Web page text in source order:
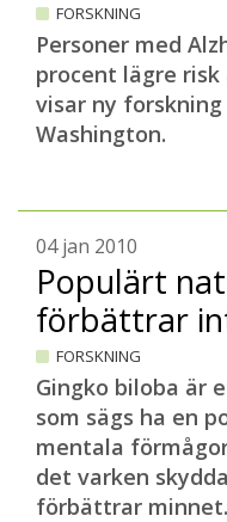
FORSKNING
Personer med
procent lägre
visar ny
Washington.
04 jan 2010
Populärt
förbättrar
FORSKNING
Gingko biloba är
som sägs ha en
mentala
det varken
förbättrar minnet.